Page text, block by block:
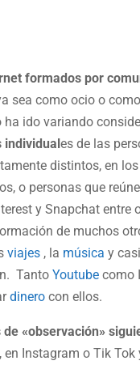
formados por
sea como ocio o
ha ido variando
individuales de las
distintos, en
o personas que
y Snapchat entre
de muchos
viajes , la música y
TantoYoutube como
dinero con ellos.
«observación»
en Instagram o Tik